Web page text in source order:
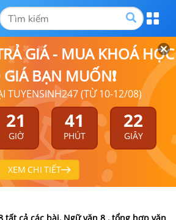
GIÁ - MUA KHOÁ HỌC
BẠN MUỐN❗
TUYENSINH247 (TỪ 10-12/08)
21
GIỜ
41
PHÚT
22
GIÂY
XEM CHI TIẾT